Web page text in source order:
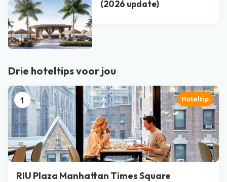
(2026 update)
Bekijk alle blogs
Drie hoteltips voor jou
1 Hoteltip
RIU Plaza Manhattan Times Square